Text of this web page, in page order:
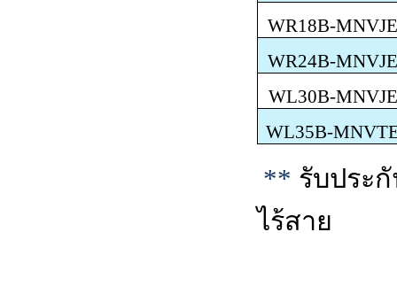
WR18B-
WR24B-
WL30B-MNVJE
WL35B-
** รับประ
ไร้สาย